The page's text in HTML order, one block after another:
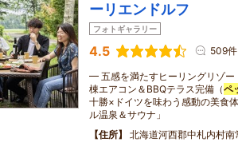
ーリエンドルフ
フォトギャラリー
4.5 509件
━ 五感を満たすヒーリングリゾ
棟エアコン＆BBQテラス完備（ペ
十勝×ドイツを味わう感動の美食
ル温泉＆サウナ」
住所
北海道河西郡中札内村南